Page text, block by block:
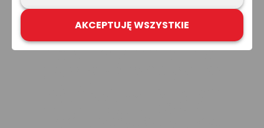
AKCEPTUJĘ WSZYSTKIE